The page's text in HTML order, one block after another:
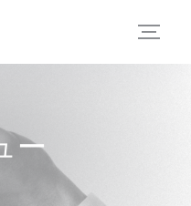
ー